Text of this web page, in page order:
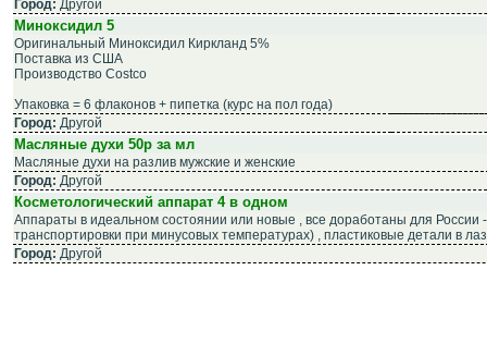
Город: Другой
Миноксидил 5
Оригинальный Миноксидил Киркланд 5%
Поставка из США
Производство Costco
Упаковка = 6 флаконов + пипетка (курс на пол года)
Город: Другой
Масляные духи 50р за мл
Масляные духи на разлив мужские и женские
Город: Другой
Косметологический аппарат 4 в одном
Аппараты в идеальном состоянии или новые , все доработаны для
транспортировки при минусовых температурах) , пластиковые детали в
Город: Другой